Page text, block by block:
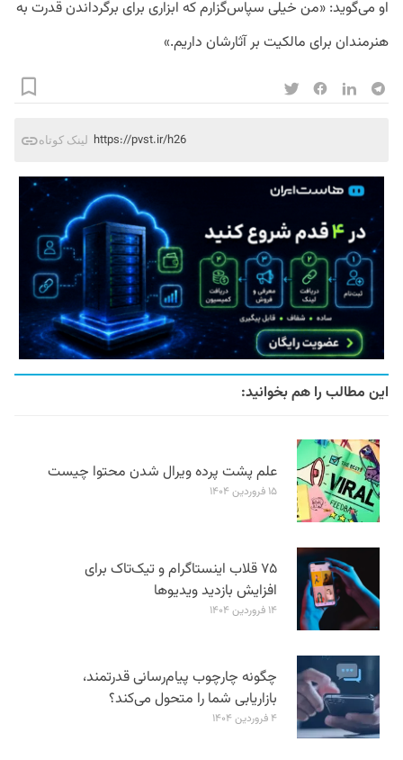
او می‌گوید: «من خیلی سپاس‌گزارم که ابزاری برای برگرداندن قدرت به
هنرمندان برای مالکیت بر آثارشان داریم.»
لینک کوتاه https://pvst.ir/h26
این مطالب را هم بخوانید:
علم پشت پرده ویرال شدن محتوا چیست
۱۵ فروردین ۱۴۰۴
۷۵ قلاب اینستاگرام و تیک‌تاک برای
افزایش بازدید ویدیوها
۱۴ فروردین ۱۴۰۴
چگونه چارچوب پیام‌رسانی قدرتمند،
بازاریابی شما را متحول می‌کند؟
۴ فروردین ۱۴۰۴